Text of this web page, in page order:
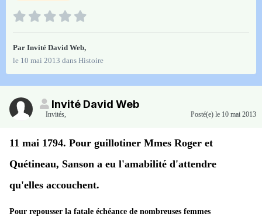
Par Invité David Web,
le 10 mai 2013 dans Histoire
Invité David Web
Invités, Posté(e) le 10 mai 2013
11 mai 1794. Pour guillotiner Mmes Roger et
Quétineau, Sanson a eu l'amabilité d'attendre
qu'elles accouchent.
Pour repousser la fatale échéance de nombreuses femmes